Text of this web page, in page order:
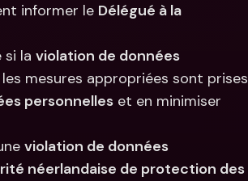
informer le Délégué à la
la violation de données
mesures appropriées sont prises
personnelles et en minimiser
violation de données
néerlandaise de protection des